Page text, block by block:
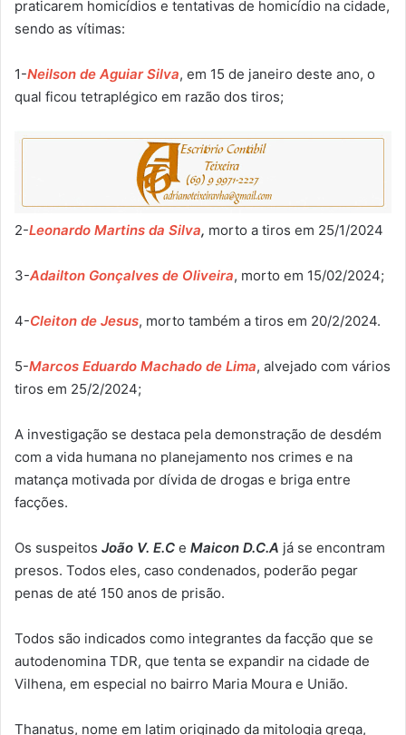
praticarem homicídios e tentativas de homicídio na cidade,
sendo as vítimas:
1-Neilson de Aguiar Silva, em 15 de janeiro deste ano, o
qual ficou tetraplégico em razão dos tiros;
2-Leonardo Martins da Silva, morto a tiros em 25/1/2024
3-Adailton Gonçalves de Oliveira, morto em 15/02/2024;
4-Cleiton de Jesus, morto também a tiros em 20/2/2024.
5-Marcos Eduardo Machado de Lima, alvejado com vários
tiros em 25/2/2024;
A investigação se destaca pela demonstração de desdém
com a vida humana no planejamento nos crimes e na
matança motivada por dívida de drogas e briga entre
facções.
Os suspeitos João V. E.C e Maicon D.C.A já se encontram
presos. Todos eles, caso condenados, poderão pegar
penas de até 150 anos de prisão.
Todos são indicados como integrantes da facção que se
autodenomina TDR, que tenta se expandir na cidade de
Vilhena, em especial no bairro Maria Moura e União.
Thanatus, nome em latim originado da mitologia grega,